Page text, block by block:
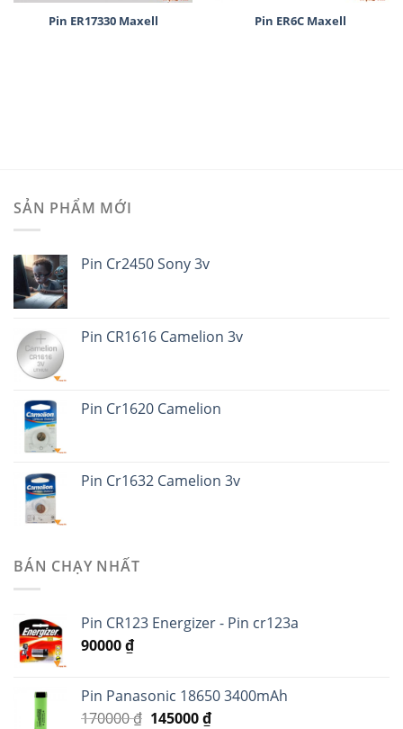
Pin ER17330 Maxell Pin ER6C Maxell
SẢN PHẨM MỚI
Pin Cr2450 Sony 3v
Pin CR1616 Camelion 3v
Pin Cr1620 Camelion
Pin Cr1632 Camelion 3v
BÁN CHẠY NHẤT
Pin CR123 Energizer - Pin cr123a
90000₫
Pin Panasonic 18650 3400mAh
170000₫ 145000₫